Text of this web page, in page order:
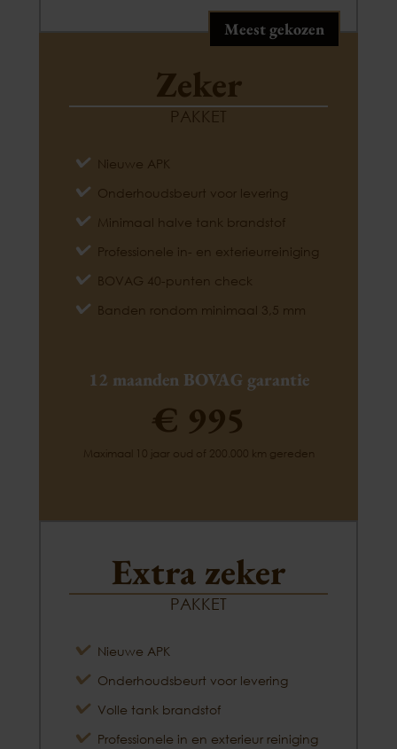
Meest gekozen
Zeker
PAKKET
Nieuwe APK
Onderhoudsbeurt voor levering
Minimaal halve tank brandstof
Professionele in- en exterieurreiniging
BOVAG 40-punten check
Banden rondom minimaal 3,5 mm
12 maanden BOVAG garantie
€ 995
Maximaal 10 jaar oud of 200.000 km gereden
Extra zeker
PAKKET
Nieuwe APK
Onderhoudsbeurt voor levering
Volle tank brandstof
Professionele in en exterieur reiniging